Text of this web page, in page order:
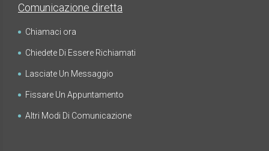
Comunicazione diretta
Chiamaci ora
Chiedete Di Essere Richiamati
Lasciate Un Messaggio
Fissare Un Appuntamento
Altri Modi Di Comunicazione